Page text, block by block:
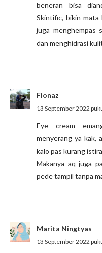
beneran bisa
Skintific, bikin
juga menghempas
dan menghidrasi
Fionaz
13 September 2022
Eye cream
menyerang ya kak,
kalo pas kurang
Makanya aq juga
pede tampil tanpa
Marita Ningtyas
13 September 2022